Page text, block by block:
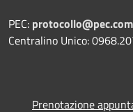
PEC:
Centralino Unico:
Prenotazione